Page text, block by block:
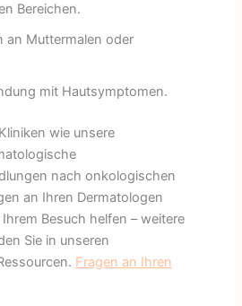
Bereichen.
an Muttermalen oder
mit Hautsymptomen.
wie unsere
nach onkologischen
an Ihren Dermatologen
Besuch helfen – weitere
Sie in unseren
Fragen an Ihren